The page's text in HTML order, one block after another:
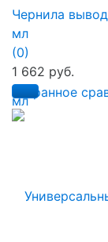
избранное
Чернила
мл
(0)
1 662 руб.